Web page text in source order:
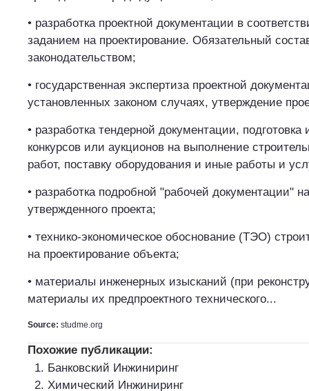
• разработка проектной документации в
заданием на проектирование. Обязательный
законодательством;
• государственная экспертиза проектной
установленных законом случаях, утверждение
• разработка тендерной документации, подготовка
конкурсов или аукционов на выполнение
работ, поставку оборудования и иные работы и
• разработка подробной "рабочей документации"
утвержденного проекта;
• технико-экономическое обоснование (ТЭО)
на проектирование объекта;
• материалы инженерных изысканий (при
материалы их предпроектного технического...
Source: studme.org
Похожие публикации:
Банковский Инжиниринг
Химический Инжиниринг